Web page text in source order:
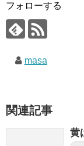
フォローする
masa
関連記事
黄